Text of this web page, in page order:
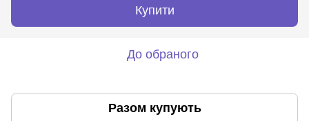
Купити
До обраного
Разом купують